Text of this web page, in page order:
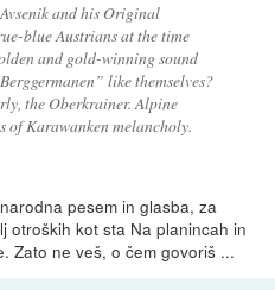
and his Original
blue Austrians at the time
and gold-winning sound
like themselves?
the Oberkrainer. Alpine
of Karawanken melancholy.
pesem in glasba, za
otroških kot sta Na planincah in
Zato ne veš, o čem govoriš ...